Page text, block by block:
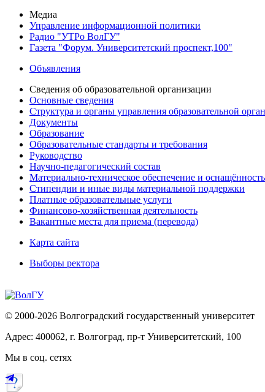
Медиа
Управление информационной политики
Радио "УТРо ВолГУ"
Газета "Форум. Университетский проспект,100"
Объявления
Сведения об образовательной организации
Основные сведения
Структура и органы управления образовательной
Документы
Образование
Образовательные стандарты и требования
Руководство
Научно-педагогический состав
Материально-техническое обеспечение и
Стипендии и иные виды материальной поддержки
Платные образовательные услуги
Финансово-хозяйственная деятельность
Вакантные места для приема (перевода)
Карта сайта
Выборы ректора
© 2000-2026 Волгоградский государственный университет
Адрес: 400062, г. Волгоград, пр-т Университетский, 100
Мы в соц. сетях